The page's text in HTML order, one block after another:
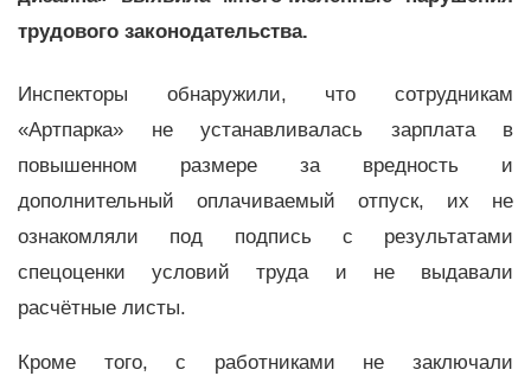
трудового законодательства.
Инспекторы обнаружили, что сотрудникам
«Артпарка» не устанавливалась зарплата в
повышенном размере за вредность и
дополнительный оплачиваемый отпуск, их не
ознакомляли под подпись с результатами
спецоценки условий труда и не выдавали
расчётные листы.
Кроме того, с работниками не заключали